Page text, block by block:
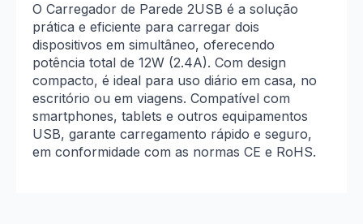
O Carregador de Parede 2USB é a solução
prática e eficiente para carregar dois
dispositivos em simultâneo, oferecendo
potência total de 12W (2.4A). Com design
compacto, é ideal para uso diário em casa, no
escritório ou em viagens. Compatível com
smartphones, tablets e outros equipamentos
USB, garante carregamento rápido e seguro,
em conformidade com as normas CE e RoHS.